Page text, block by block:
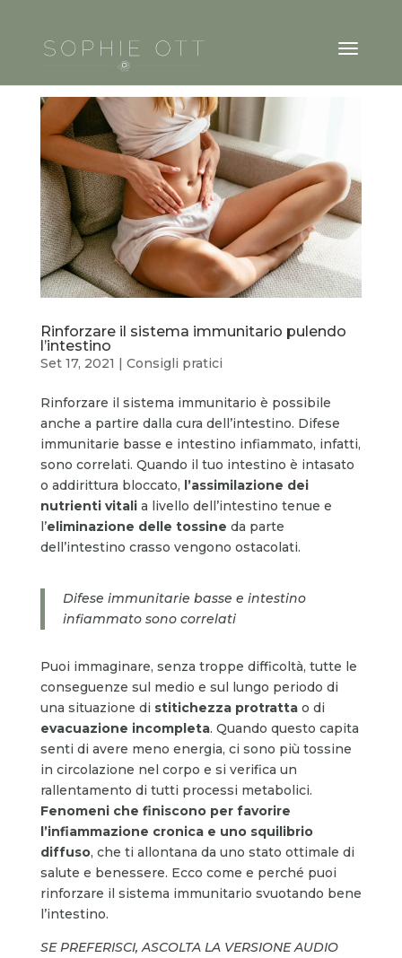
Rinforzare il sistema immunitario pulendo
l’intestino
Set 17, 2021 | Consigli pratici
Rinforzare il sistema immunitario è possibile
anche a partire dalla cura dell’intestino. Difese
immunitarie basse e intestino infiammato, infatti,
sono correlati. Quando il tuo intestino è intasato
o addirittura bloccato, l’assimilazione dei
nutrienti vitalia livello dell’intestino tenue e
l’eliminazione delle tossine da parte
dell’intestino crasso vengono ostacolati.
Difese immunitarie basse e intestino
infiammato sono correlati
Puoi immaginare, senza troppe difficoltà, tutte le
conseguenze sul medio e sul lungo periodo di
una situazione di stitichezza protrattao di
evacuazione incompleta. Quando questo capita
senti di avere meno energia, ci sono più tossine
in circolazione nel corpo e si verifica un
rallentamento di tutti processi metabolici.
Fenomeni che finiscono per favorire
l’infiammazione cronica e uno squilibrio
diffuso, che ti allontana da uno stato ottimale di
salute e benessere. Ecco come e perché puoi
rinforzare il sistema immunitario svuotando bene
l’intestino.
SE PREFERISCI, ASCOLTA LA VERSIONE AUDIO